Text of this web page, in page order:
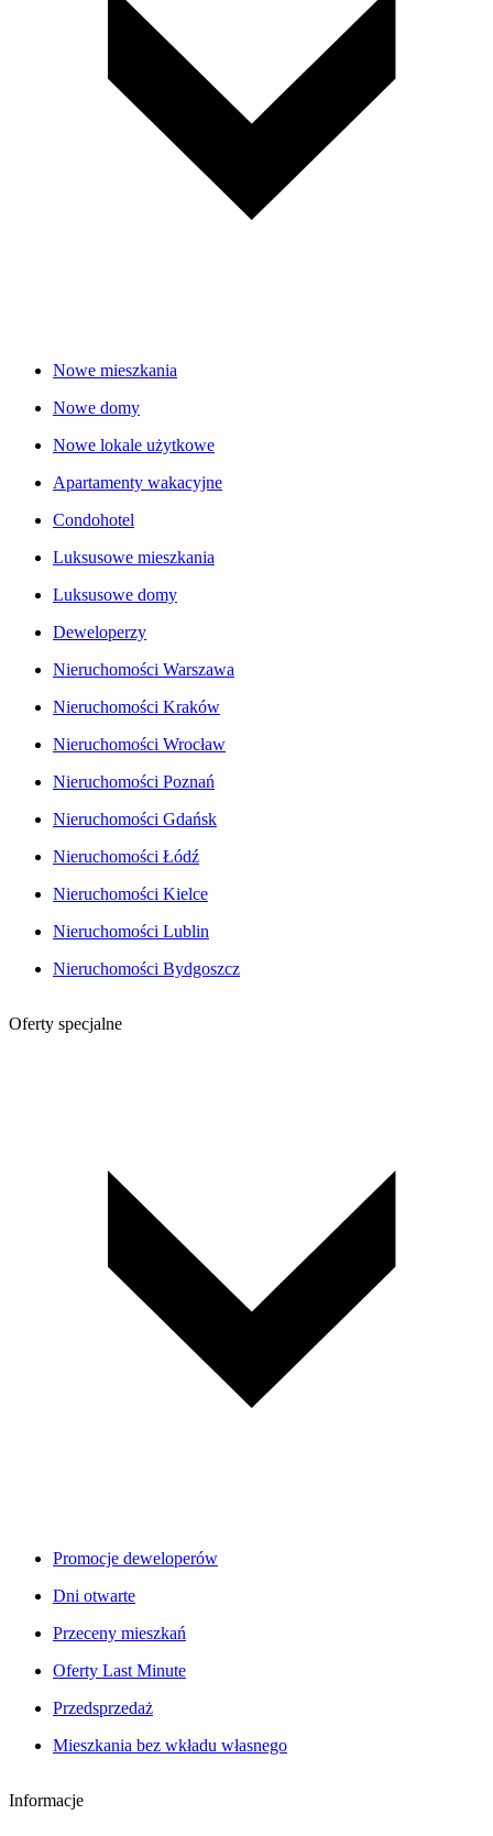
Nowe mieszkania
Nowe domy
Nowe lokale użytkowe
Apartamenty wakacyjne
Condohotel
Luksusowe mieszkania
Luksusowe domy
Deweloperzy
Nieruchomości Warszawa
Nieruchomości Kraków
Nieruchomości Wrocław
Nieruchomości Poznań
Nieruchomości Gdańsk
Nieruchomości Łódź
Nieruchomości Kielce
Nieruchomości Lublin
Nieruchomości Bydgoszcz
Oferty specjalne
Promocje deweloperów
Dni otwarte
Przeceny mieszkań
Oferty Last Minute
Przedsprzedaż
Mieszkania bez wkładu własnego
Informacje